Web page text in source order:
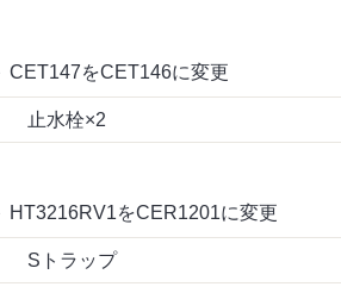
CET147をCET146に変更
止水栓×2
HT3216RV1をCER1201に変更
Sトラップ